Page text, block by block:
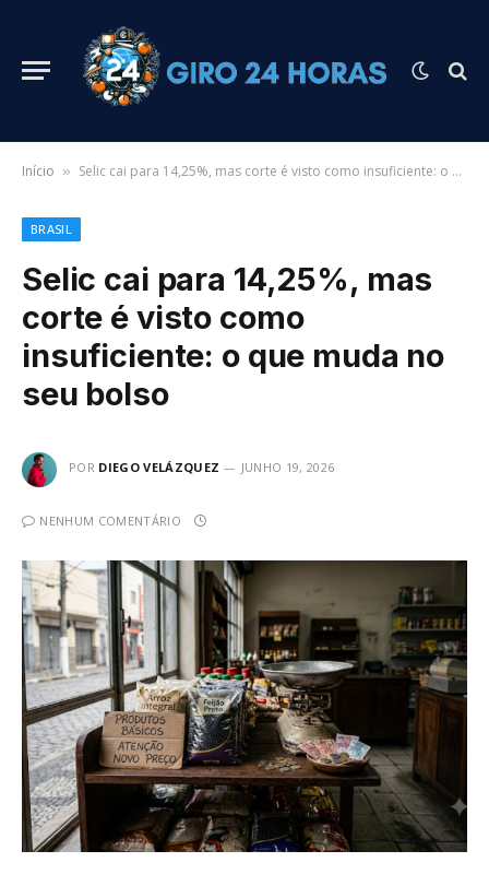
Início » Selic cai para 14,25%, mas corte é visto como insuficiente: o que muda no seu bolso
BRASIL
Selic cai para 14,25%, mas
corte é visto como
insuficiente: o que muda no
seu bolso
POR DIEGO VELÁZQUEZ JUNHO 19, 2026
NENHUM COMENTÁRIO